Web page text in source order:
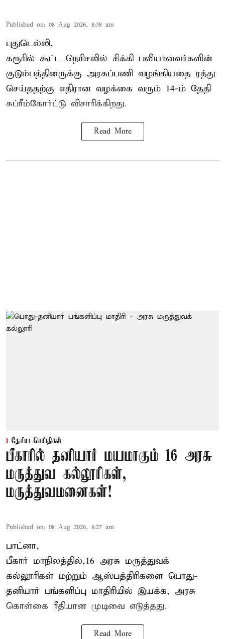
Published on: 08 Aug 2026, 8:38 am
புதுடெல்லி,
கரூரில் கூட்ட நெரிசலில் சிக்கி பலியானவர்களின்
குடும்பத்தினருக்கு அரசுப்பணி வழங்கியதை ரத்து
செய்ததற்கு எதிரான வழக்கை வரும் 14-ம் தேதி
சுப்ரீம்கோர்ட்டு விசாரிக்கிறது.
Read More
தேசிய செய்திகள்
பீகாரில் தனியார் மயமாகும் 16 அரசு
மருத்துவ கல்லூரிகள்,
மருத்துவமனைகள்!
Published on: 08 Aug 2026, 8:27 am
பாட்னா,
பீகார் மாநிலத்தில்,16 அரசு மருத்துவக்
கல்லூரிகள் மற்றும் ஆஸ்பத்திரிகளை பொது-
தனியார் பங்களிப்பு மாதிரியில் இயக்க, அரசு
கொள்கை ரீதியான முடிவை எடுத்தது.
Read More